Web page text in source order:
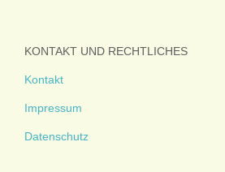
KONTAKT UND RECHTLICHES
Kontakt
Impressum
Datenschutz